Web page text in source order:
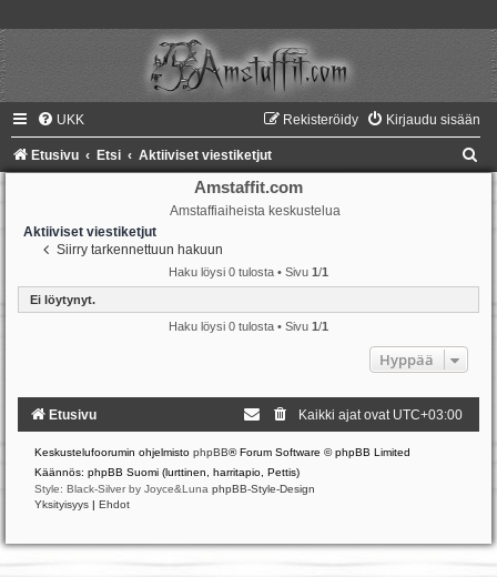
UKK Kirjaudu sisään
Rekisteröidy
Etusivu Etsi Aktiiviset viestiketjut
Amstaffit.com
Amstaffiaiheista keskustelua
Aktiiviset viestiketjut
Siirry tarkennettuun hakuun
Haku löysi 0 tulosta • Sivu 1/1
Ei löytynyt.
Haku löysi 0 tulosta • Sivu 1/1
Hyppää
Etusivu Kaikki ajat ovat UTC+03:00
Keskustelufoorumin ohjelmisto phpBB® Forum Software © phpBB Limited
Käännös: phpBB Suomi (lurttinen, harritapio, Pettis)
Style: Black-Silver by Joyce&Luna phpBB-Style-Design
Yksityisyys | Ehdot